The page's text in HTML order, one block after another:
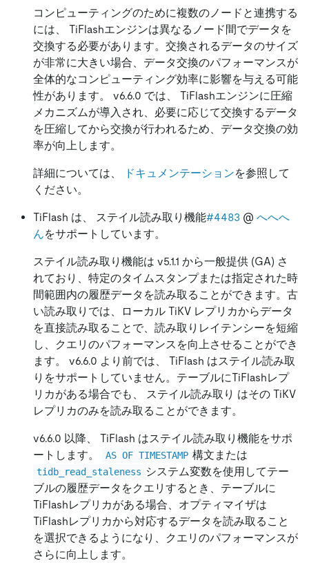
コンピューティングのために複数のノードと連携する
には、 TiFlashエンジンは異なるノード間でデータを
交換する必要があります。交換されるデータのサイズ
が非常に大きい場合、データ交換のパフォーマンスが
全体的なコンピューティング効率に影響を与える可能
性があります。 v6.6.0 では、 TiFlashエンジンに圧縮
メカニズムが導入され、必要に応じて交換するデータ
を圧縮してから交換が行われるため、データ交換の効
率が向上します。
詳細については、 ドキュメンテーションを参照して
ください。
TiFlash は、 ステイル読み取り機能#4483 @ へへへ
んをサポートしています。
ステイル読み取り機能は v5.1.1 から一般提供 (GA) さ
れており、特定のタイムスタンプまたは指定された時
間範囲内の履歴データを読み取ることができます。古
い読み取りでは、ローカル TiKV レプリカからデータ
を直接読み取ることで、読み取りレイテンシーを短縮
し、クエリのパフォーマンスを向上させることができ
ます。 v6.6.0 より前では、 TiFlash はステイル読み取
りをサポートしていません。テーブルにTiFlashレプ
リカがある場合でも、 ステイル読み取り はその TiKV
レプリカのみを読み取ることができます。
v6.6.0 以降、 TiFlash はステイル読み取り機能をサポ
ートします。
AS OF TIMESTAMP 構文または
tidb_read_staleness システム変数を使用してテー
ブルの履歴データをクエリするとき、テーブルに
TiFlashレプリカがある場合、オプティマイザは
TiFlashレプリカから対応するデータを読み取ること
を選択できるようになり、クエリのパフォーマンスが
さらに向上します。